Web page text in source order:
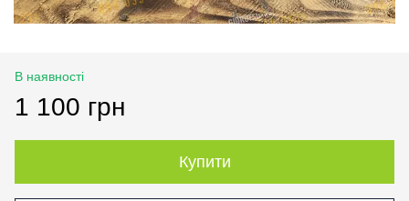
В наявності
1 100 грн
Купити